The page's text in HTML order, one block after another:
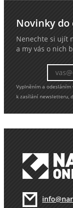
Novinky do
Nenechte si ujít
a my vás o nich
Vyplněním a
k zasílání newsletteru,